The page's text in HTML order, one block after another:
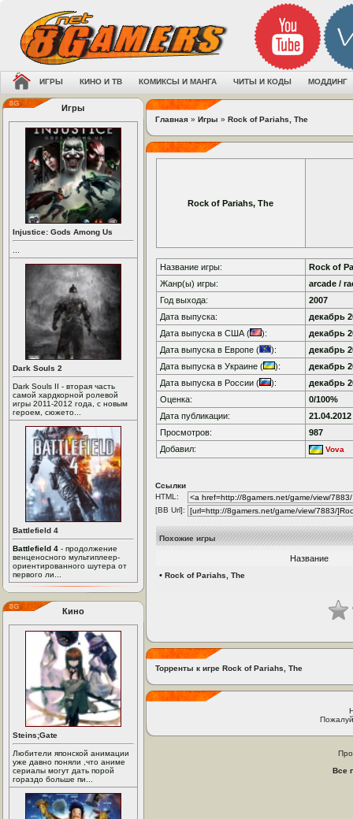
ИГРЫ КИНО И ТВ КОМИКСЫ И МАНГА ЧИТЫ И КОДЫ МОДДИНГ
Игры
Injustice: Gods Among Us
Dark Souls 2
Dark Souls II - вторая часть
самой хардкорной ролевой
игры 2011-2012 года, с новым
героем, сюжето...
Battlefield 4
Battlefield 4 - продолжение
венценосного мультиплеер-
ориентированного шутера от
первого ли...
Кино
Steins;Gate
Любители японской анимации
уже давно поняли ,что аниме
сериалы могут дать порой
гораздо больше пи...
Главная » Игры » Rock of Pariahs, The
Rock of Pariahs, The
Название игры:
Rock of
Жанр(ы) игры:
arcade /
Год выхода:
2007
Дата выпуска:
декабрь
Дата выпуска в США (
):
декабрь
Дата выпуска в Европе (
):
декабрь
Дата выпуска в Украине (
):
декабрь
Дата выпуска в России (
):
декабрь
Оценка:
0/100%
Дата публикации:
21.04.2012
Просмотров:
987
Добавил:
Vova
Ссылки
HTML:
[BB Url]:
Похожие игры
Название
• Rock of Pariahs, The
Торренты к игре Rock of Pariahs, The
Все